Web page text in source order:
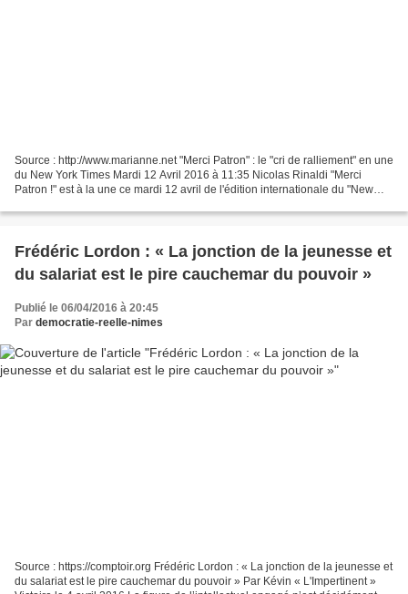
Source : http://www.marianne.net "Merci Patron" : le "cri de ralliement" en une
du New York Times Mardi 12 Avril 2016 à 11:35 Nicolas Rinaldi "Merci
Patron !" est à la une ce mardi 12 avril de l'édition internationale du "New
Frédéric Lordon : « La jonction de la jeunesse et
du salariat est le pire cauchemar du pouvoir »
Publié le 06/04/2016 à 20:45
Par democratie-reelle-nimes
Source : https://comptoir.org Frédéric Lordon : « La jonction de la jeunesse et
du salariat est le pire cauchemar du pouvoir » Par Kévin « L'Impertinent »